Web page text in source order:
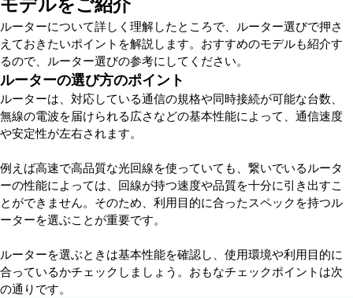
ルーターについて詳しく理解したところで、ルーター選びで押さ
えておきたいポイントを解説します。おすすめのモデルも紹介す
るので、ルーター選びの参考にしてください。
ルーターの選び方のポイント
ルーターは、対応している通信の規格や同時接続が可能な台数、
無線の電波を届けられる広さなどの基本性能によって、通信速度
や安定性が左右されます。
例えば高速で高品質な光回線を使っていても、繋いでいるルータ
ーの性能によっては、回線が持つ速度や品質を十分に引き出すこ
とができません。そのため、利用目的に合ったスペックを持つル
ーターを選ぶことが重要です。
ルーターを選ぶときは基本性能を確認し、使用環境や利用目的に
合っているかチェックしましょう。おもなチェックポイントは次
の通りです。